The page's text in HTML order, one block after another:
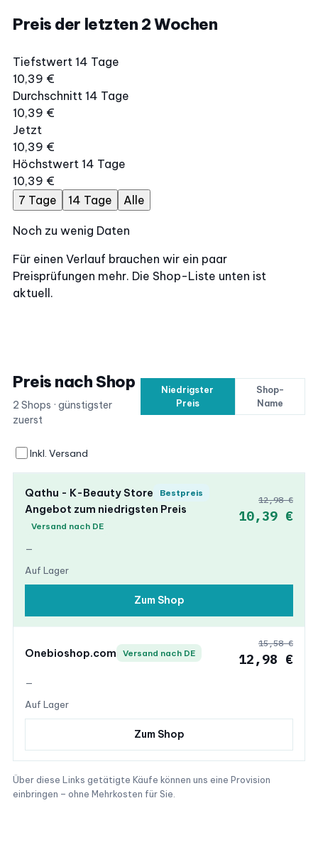
Preis der letzten 2 Wochen
Tiefstwert 14 Tage
10,39 €
Durchschnitt 14 Tage
10,39 €
Jetzt
10,39 €
Höchstwert 14 Tage
10,39 €
7 Tage
14 Tage Alle
Noch zu wenig Daten
Für einen Verlauf brauchen wir ein paar
Preisprüfungen mehr. Die Shop-Liste unten ist
aktuell.
Preis nach Shop
2 Shops · günstigster
zuerst
Niedrigster
Preis
Shop-
Name
Inkl. Versand
Qathu - K-Beauty Store Bestpreis
Angebot zum niedrigsten Preis
Versand nach DE
—
Auf Lager
12,98 €
10,39 €
Zum Shop
Onebioshop.com Versand nach DE
—
Auf Lager
15,58 €
12,98 €
Zum Shop
Über diese Links getätigte Käufe können uns eine Provision
einbringen – ohne Mehrkosten für Sie.